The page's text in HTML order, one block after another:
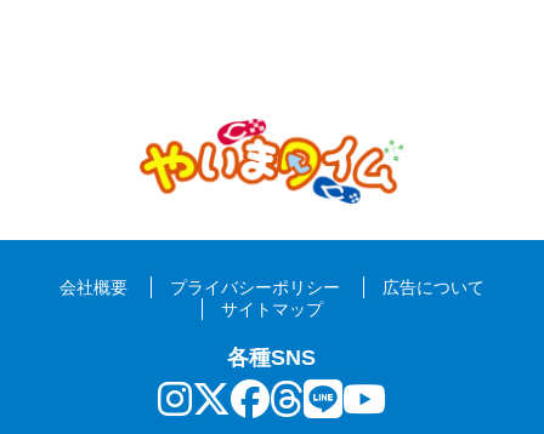
会社概要 プライバシーポリシー
広告について
サイトマップ
各種SNS